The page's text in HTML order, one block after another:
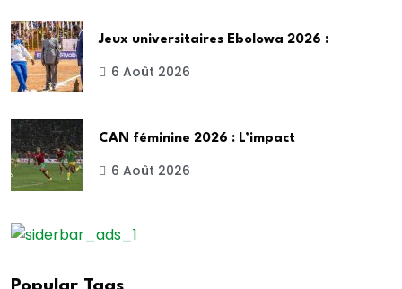
Jeux universitaires Ebolowa 2026 :
6 Août 2026
CAN féminine 2026 : L’impact
6 Août 2026